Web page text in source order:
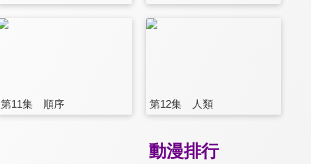
第11集 順序 第12集 人類
動漫排行